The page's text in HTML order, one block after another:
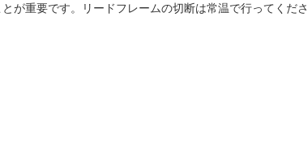
が重要です。リードフレームの切断は常温で行ってくだ